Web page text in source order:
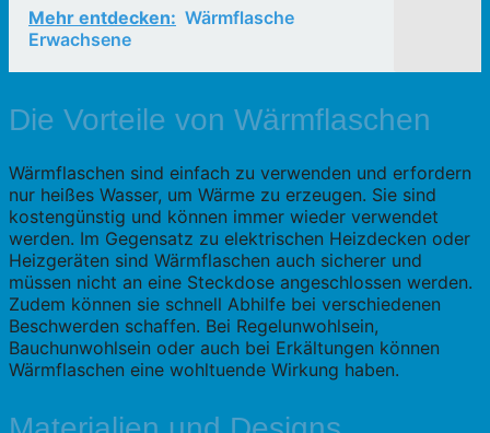
Mehr entdecken: Wärmflasche
Erwachsene
Die Vorteile von Wärmflaschen
Wärmflaschen sind einfach zu verwenden und erfordern
nur heißes Wasser, um Wärme zu erzeugen. Sie sind
kostengünstig und können immer wieder verwendet
werden. Im Gegensatz zu elektrischen Heizdecken oder
Heizgeräten sind Wärmflaschen auch sicherer und
müssen nicht an eine Steckdose angeschlossen werden.
Zudem können sie schnell Abhilfe bei verschiedenen
Beschwerden schaffen. Bei Regelunwohlsein,
Bauchunwohlsein oder auch bei Erkältungen können
Wärmflaschen eine wohltuende Wirkung haben.